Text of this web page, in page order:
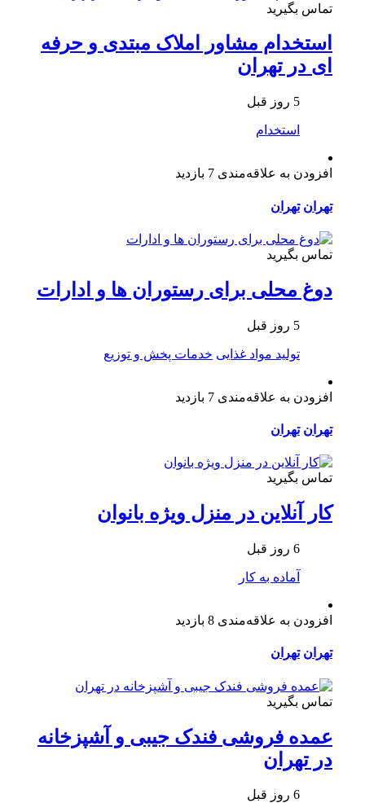
تماس بگیرید
استخدام مشاور املاک مبتدی و حرفه
ای در تهران
5 روز قبل
استخدام
افزودن به علاقه‌مندی 7 بازدید
تهران تهران
تماس بگیرید
دوغ محلی برای رستوران ها و ادارات
5 روز قبل
تولید مواد غذایی خدمات پخش و توزیع
افزودن به علاقه‌مندی 7 بازدید
تهران تهران
تماس بگیرید
کار آنلاین در منزل ویژه بانوان
6 روز قبل
آماده به کار
افزودن به علاقه‌مندی 8 بازدید
تهران تهران
تماس بگیرید
عمده فروشی فندک جیبی و آشپزخانه
در تهران
6 روز قبل